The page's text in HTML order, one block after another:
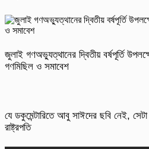
জুলাই গণঅভ্যুত্থানের দ্বিতীয় বর্ষপূর্তি
গণমিছিল ও সমাবেশ
যে ডকুমেন্টারিতে আবু সাঈদের ছবি নেই,
রাষ্ট্রপতি